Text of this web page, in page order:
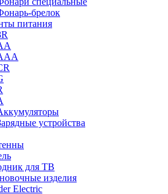
брелок
питания
устройства
для ТВ
изделия
Electric